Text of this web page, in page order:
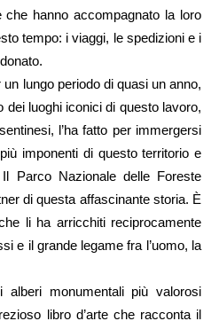
hanno accompagnato la loro
tempo: i viaggi, le spedizioni e i
lungo periodo di quasi un anno,
luoghi iconici di questo lavoro,
l’ha fatto per immergersi
imponenti di questo territorio e
Parco Nazionale delle Foreste
di questa affascinante storia. È
li ha arricchiti reciprocamente
e il grande legame fra l’uomo, la
alberi monumentali più valorosi
libro d’arte che racconta il